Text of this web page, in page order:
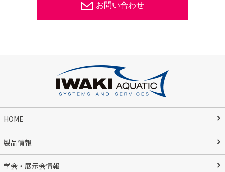
お問い合わせ
HOME
製品情報
学会・展示会情報